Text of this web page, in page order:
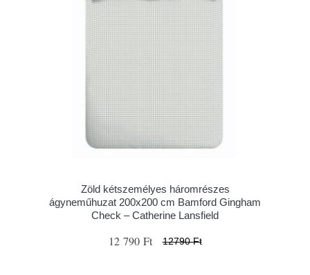
Zöld kétszemélyes háromrészes
ágyneműhuzat 200x200 cm Bamford Gingham
Check – Catherine Lansfield
12 790 Ft 12790 Ft